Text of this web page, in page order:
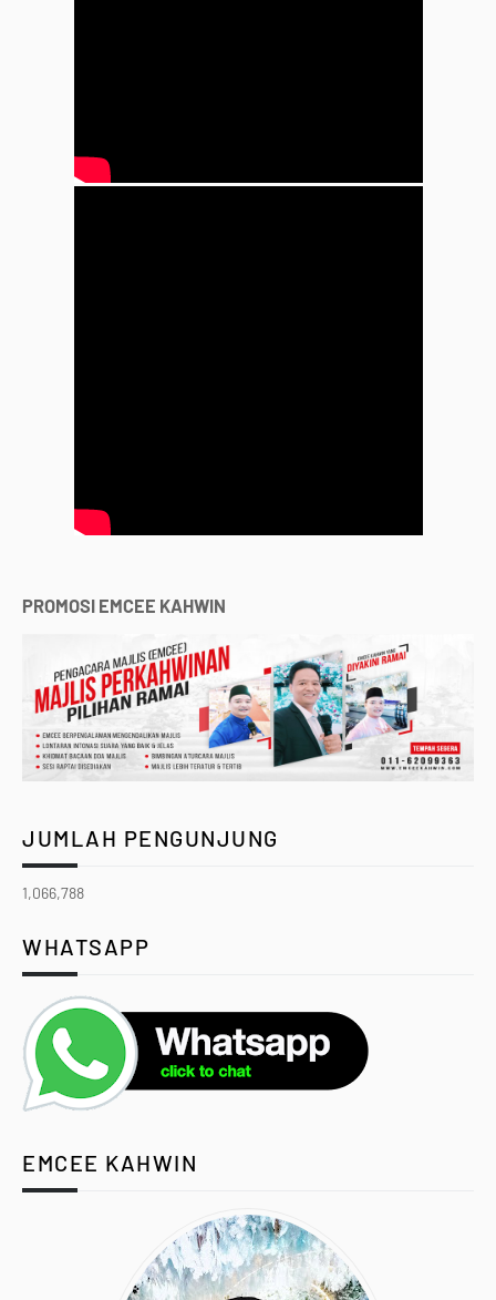
PROMOSI EMCEE KAHWIN
JUMLAH PENGUNJUNG
1,066,788
WHATSAPP
EMCEE KAHWIN